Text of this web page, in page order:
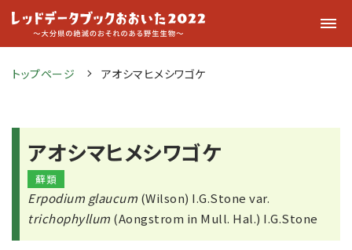
トップページ アオシマヒメシワゴケ
アオシマヒメシワゴケ
蘚類
Erpodium glaucum (Wilson) I.G.Stone var.
trichophyllum (Aongstrom in Mull. Hal.) I.G.Stone